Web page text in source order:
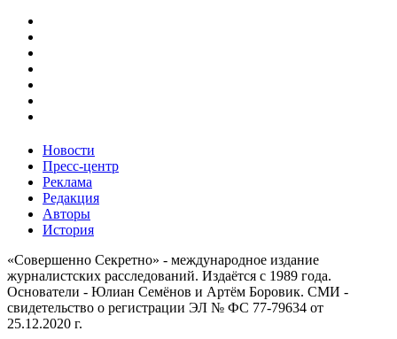
Новости
Пресс-центр
Реклама
Редакция
Авторы
История
«Совершенно Секретно» - международное издание
журналистских расследований. Издаётся с 1989 года.
Основатели - Юлиан Семёнов и Артём Боровик. CМИ -
свидетельство о регистрации ЭЛ № ФС 77-79634 от
25.12.2020 г.